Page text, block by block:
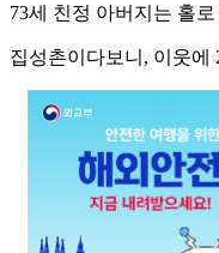
73세 친정 아버지는 홀
집성촌이다보니, 이웃에